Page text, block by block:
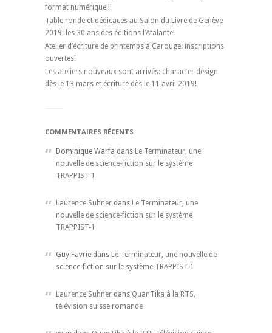
format numérique!!!
Table ronde et dédicaces au Salon du Livre de Genève
2019: les 30 ans des éditions l’Atalante!
Atelier d’écriture de printemps à Carouge: inscriptions
ouvertes!
Les ateliers nouveaux sont arrivés: character design
dès le 13 mars et écriture dès le 11 avril 2019!
COMMENTAIRES RÉCENTS
Dominique Warfa dans Le Terminateur, une
nouvelle de science-fiction sur le système
TRAPPIST-1
Laurence Suhner dans Le Terminateur, une
nouvelle de science-fiction sur le système
TRAPPIST-1
Guy Favrie dans Le Terminateur, une nouvelle de
science-fiction sur le système TRAPPIST-1
Laurence Suhner dans QuanTika à la RTS,
télévision suisse romande